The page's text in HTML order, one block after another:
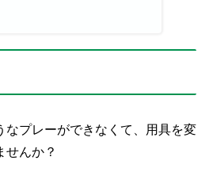
なプレーができなくて、用具を変
せんか？